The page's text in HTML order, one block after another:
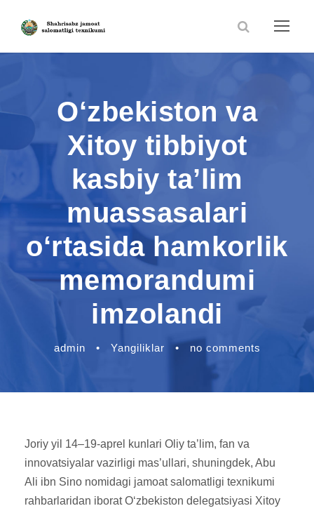
O‘zbekiston va
Xitoy tibbiyot
kasbiy ta’lim
muassasalari
o‘rtasida hamkorlik
memorandumi
imzolandi
admin • Yangiliklar • no comments
Joriy yil 14–19-aprel kunlari Oliy ta’lim, fan va
innovatsiyalar vazirligi mas’ullari, shuningdek, Abu
Ali ibn Sino nomidagi jamoat salomatligi texnikumi
rahbarlaridan iborat O‘zbekiston delegatsiyasi Xitoy